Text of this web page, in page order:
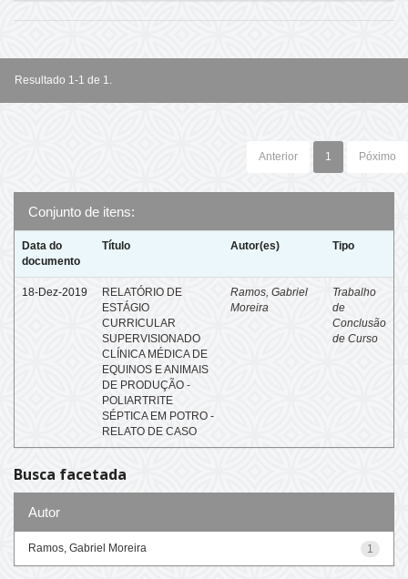
Resultado 1-1 de 1.
Anterior 1 Póximo
Conjunto de itens:
Data do
documento
Título Autor(es) Tipo
18-Dez-2019
RELATÓRIO DE
ESTÁGIO
CURRICULAR
SUPERVISIONADO
CLÍNICA MÉDICA DE
EQUINOS E ANIMAIS
DE PRODUÇÃO -
POLIARTRITE
SÉPTICA EM POTRO -
RELATO DE CASO
Ramos, Gabriel
Moreira
Trabalho
de
Conclusão
de Curso
Busca facetada
Autor
1
Ramos, Gabriel Moreira